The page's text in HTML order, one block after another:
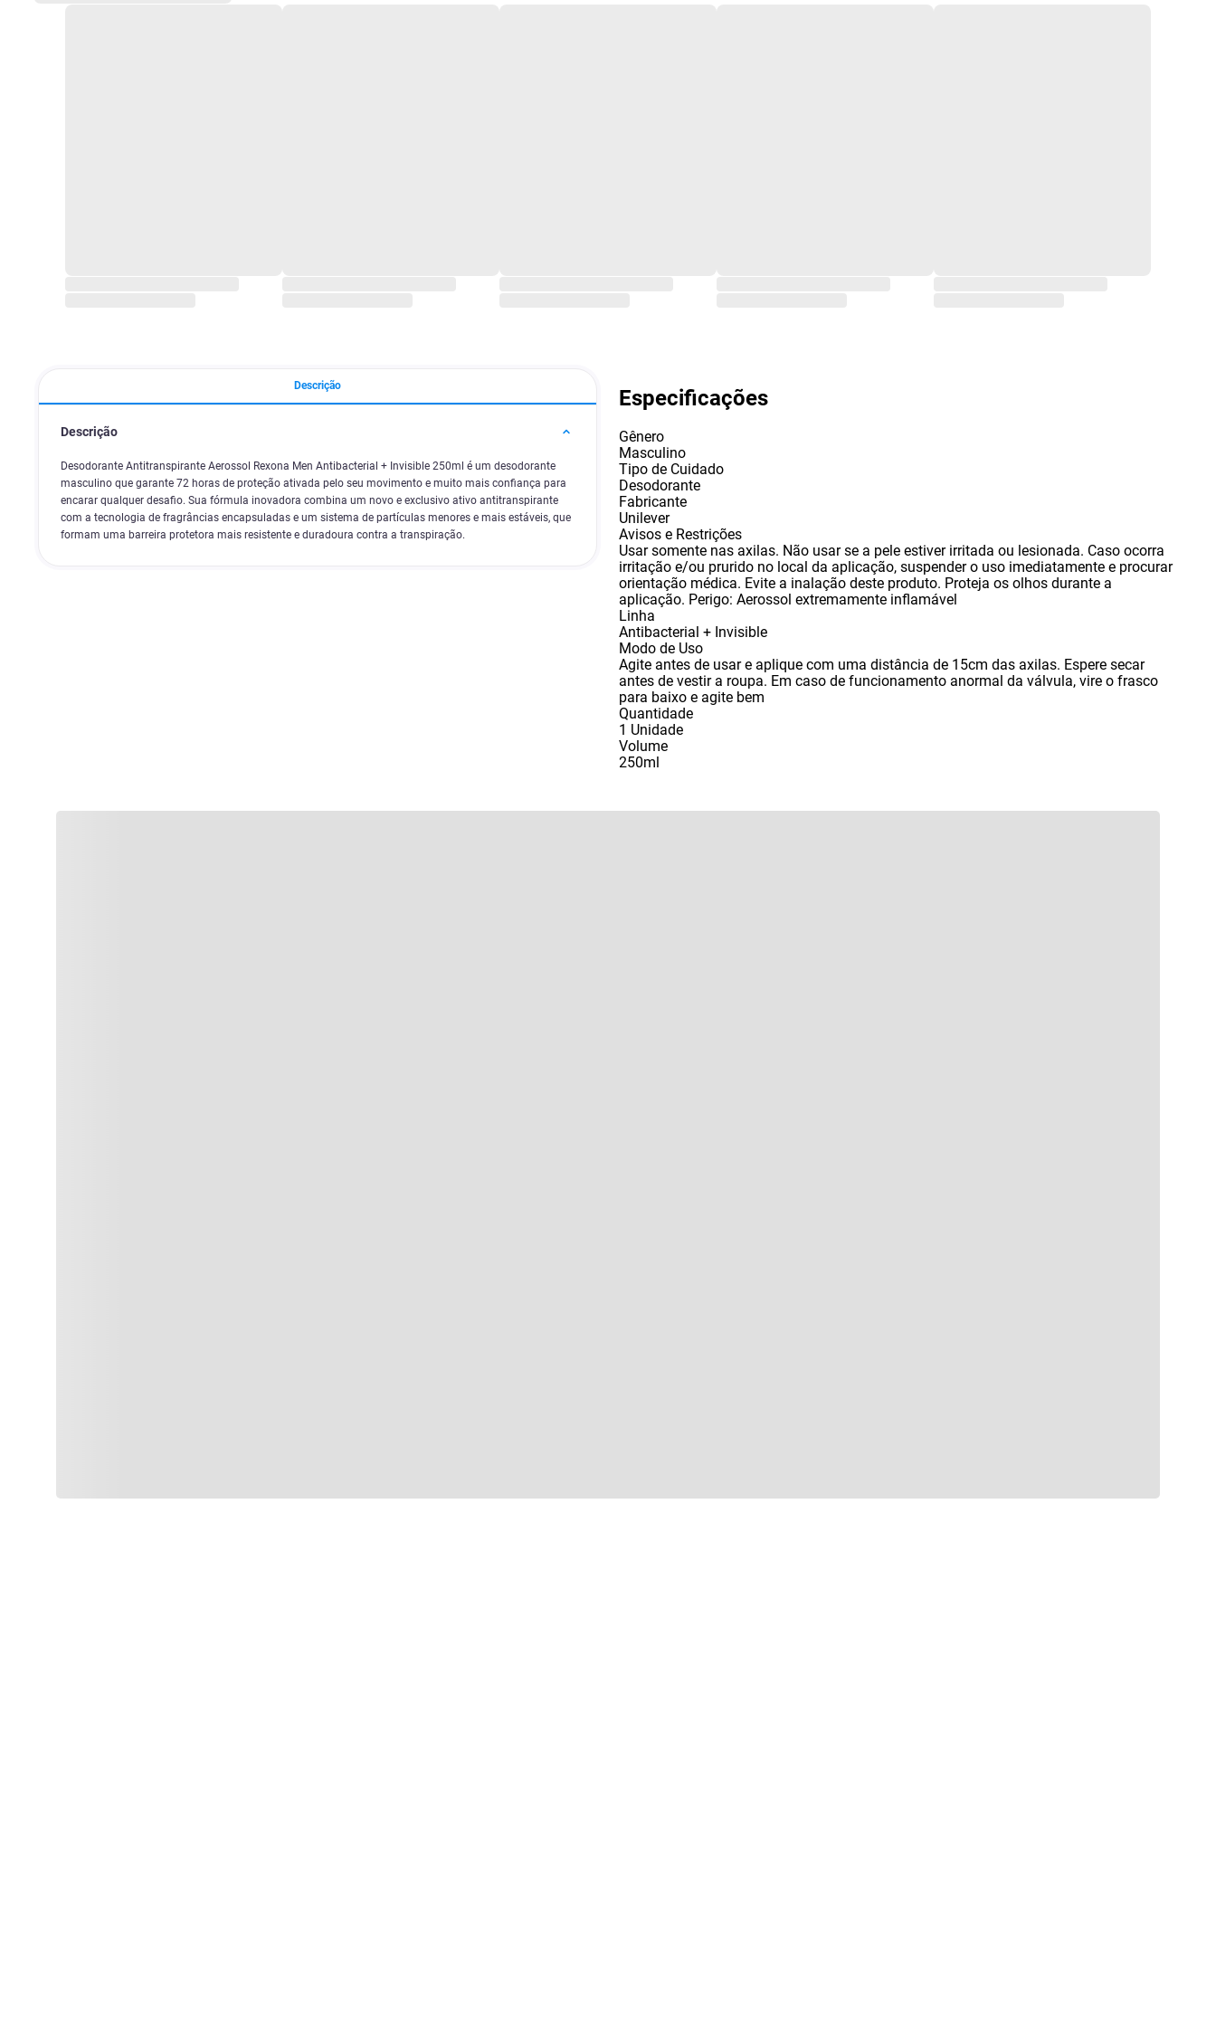
Descrição
Descrição
Desodorante Antitranspirante Aerossol Rexona Men Antibacterial + Invisible 250ml é um desodorante
masculino que garante 72 horas de proteção ativada pelo seu movimento e muito mais confiança para
encarar qualquer desafio. Sua fórmula inovadora combina um novo e exclusivo ativo antitranspirante
com a tecnologia de fragrâncias encapsuladas e um sistema de partículas menores e mais estáveis, que
formam uma barreira protetora mais resistente e duradoura contra a transpiração.
Especificações
Gênero
Masculino
Tipo de Cuidado
Desodorante
Fabricante
Unilever
Avisos e Restrições
Usar somente nas axilas. Não usar se a pele estiver irritada ou lesionada. Caso ocorra
irritação e/ou prurido no local da aplicação, suspender o uso imediatamente e procurar
orientação médica. Evite a inalação deste produto. Proteja os olhos durante a
aplicação. Perigo: Aerossol extremamente inflamável
Linha
Antibacterial + Invisible
Modo de Uso
Agite antes de usar e aplique com uma distância de 15cm das axilas. Espere secar
antes de vestir a roupa. Em caso de funcionamento anormal da válvula, vire o frasco
para baixo e agite bem
Quantidade
1 Unidade
Volume
250ml